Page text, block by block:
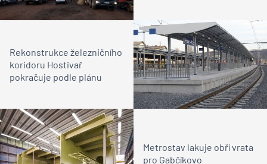
Rekonstrukce železničního
koridoru Hostivař
pokračuje podle plánu
Metrostav lakuje obří vrata
pro Gabčíkovo